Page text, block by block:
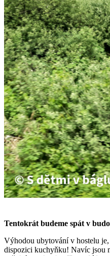
Tentokrát budeme spát v
Výhodou ubytování v hostelu
dispozici kuchyňku! Navíc jsou